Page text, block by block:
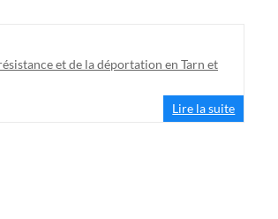
et de la déportation en Tarn et
Lire la suite